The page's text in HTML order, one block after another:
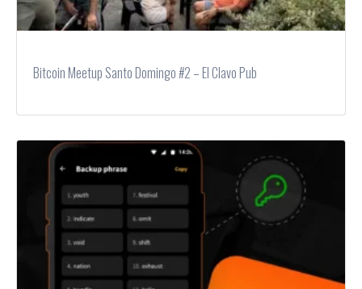
Bitcoin Meetup Santo Domingo #2 – El Clavo Pub